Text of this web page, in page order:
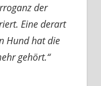
der
Eine derart
Hund hat die
gehört.“